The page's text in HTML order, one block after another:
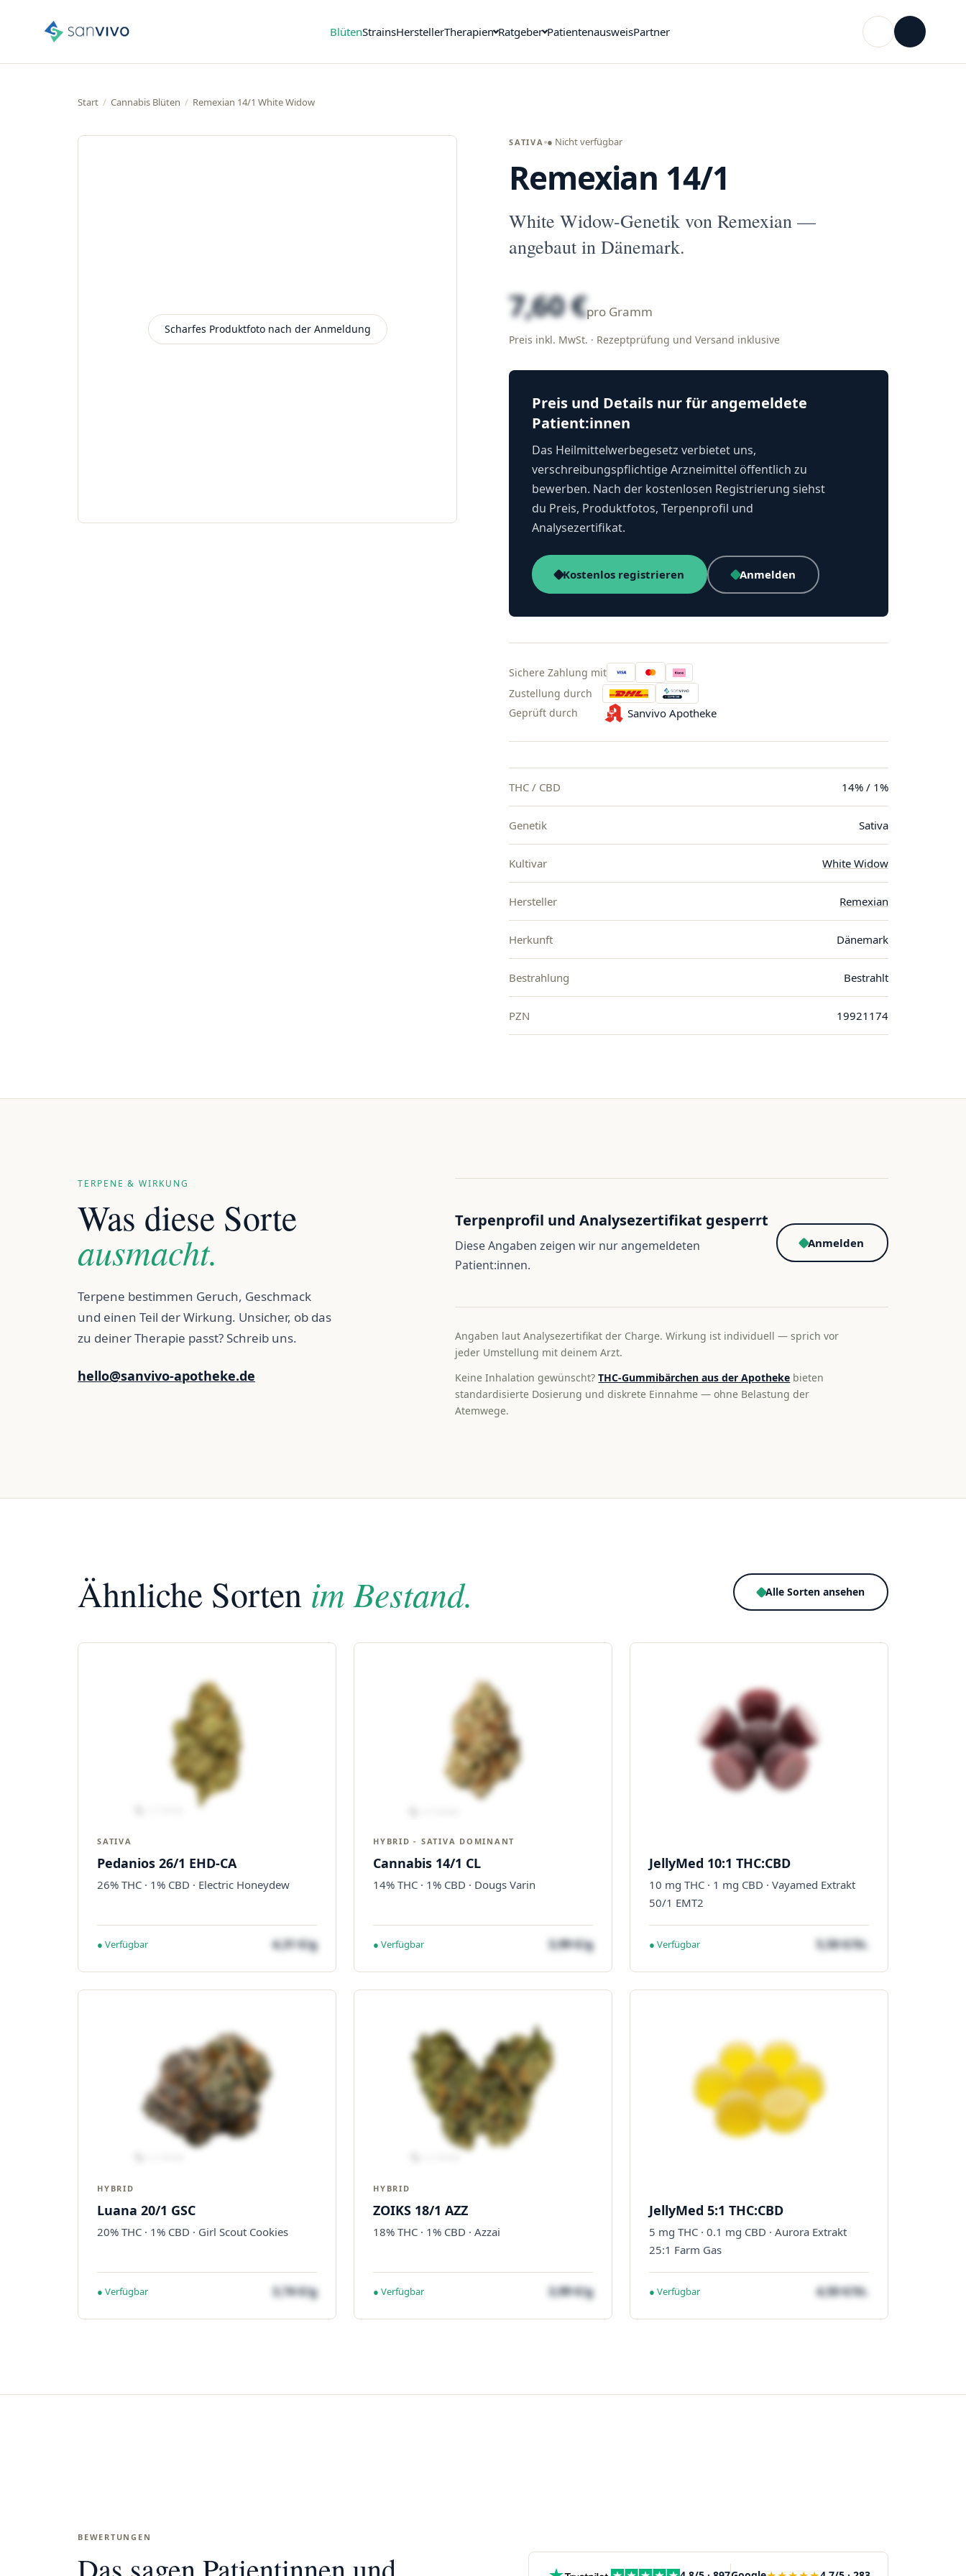
BlütenStrainsHerstellerTherapien Ratgeber PatientenausweisPartner
Start / Cannabis Blüten / Remexian 14/1 White Widow
Beispielbild
Scharfes Produktfoto nach der Anmeldung
SATIVA ● Nicht verfügbar
Remexian 14/1
White Widow-Genetik von Remexian —
angebaut in Dänemark.
7,60 €pro Gramm
Preis inkl. MwSt. · Rezeptprüfung und Versand inklusive
Preis und Details nur für angemeldete
Patient:innen
Das Heilmittelwerbegesetz verbietet uns,
verschreibungspflichtige Arzneimittel öffentlich zu
bewerben. Nach der kostenlosen Registrierung siehst
du Preis, Produktfotos, Terpenprofil und
Analysezertifikat.
Kostenlos registrieren Anmelden
Sichere Zahlung mit
Zustellung durch
Geprüft durch
Sanvivo Apotheke
THC / CBD 14% / 1%
Genetik Sativa
Kultivar White Widow
Hersteller Remexian
Herkunft Dänemark
Bestrahlung Bestrahlt
PZN 19921174
TERPENE & WIRKUNG
Was diese Sorte
ausmacht.
Terpene bestimmen Geruch, Geschmack
und einen Teil der Wirkung. Unsicher, ob das
zu deiner Therapie passt? Schreib uns.
hello@sanvivo-apotheke.de
Terpenprofil und Analysezertifikat gesperrt
Diese Angaben zeigen wir nur angemeldeten
Patient:innen.
Anmelden
Angaben laut Analysezertifikat der Charge. Wirkung ist individuell — sprich vor
jeder Umstellung mit deinem Arzt.
Keine Inhalation gewünscht?THC-Gummibärchen aus der Apotheke bieten
standardisierte Dosierung und diskrete Einnahme — ohne Belastung der
Atemwege.
Ähnliche Sorten im Bestand. Alle Sorten ansehen
SATIVA
Pedanios 26/1 EHD-CA
26% THC · 1% CBD · Electric Honeydew
● Verfügbar 4,31 €/g
HYBRID - SATIVA DOMINANT
Cannabis 14/1 CL
14% THC · 1% CBD · Dougs Varin
● Verfügbar 3,99 €/g
JellyMed 10:1 THC:CBD
10 mg THC · 1 mg CBD · Vayamed Extrakt
50/1 EMT2
● Verfügbar 5,50 €/St.
HYBRID
Luana 20/1 GSC
20% THC · 1% CBD · Girl Scout Cookies
● Verfügbar 3,74 €/g
HYBRID
ZOIKS 18/1 AZZ
18% THC · 1% CBD · Azzai
● Verfügbar 3,99 €/g
JellyMed 5:1 THC:CBD
5 mg THC · 0.1 mg CBD · Aurora Extrakt
25:1 Farm Gas
● Verfügbar 4,50 €/St.
BEWERTUNGEN